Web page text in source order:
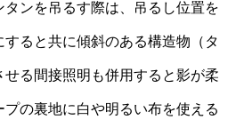
タンを吊るす際は、吊るし位置を
ると共に傾斜のある構造物（タ
る間接照明も併用すると影が柔
プの裏地に白や明るい布を使える